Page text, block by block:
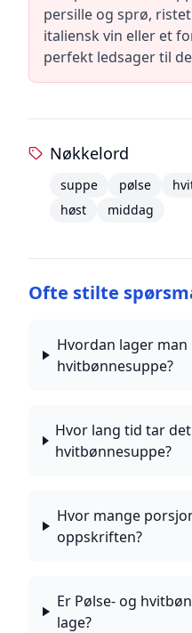
persille og sprø,
italiensk vin eller et
perfekt ledsager til
Nøkkelord
suppe pølse
høst
middag
Ofte stilte
Hvordan lager man
hvitbønnesuppe?
Hvor lang tid tar
hvitbønnesuppe?
Hvor mange
oppskriften?
Er Pølse- og
lage?